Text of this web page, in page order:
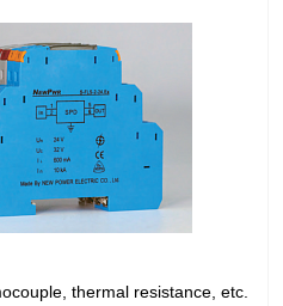
цену
Сравнение
Под заказ
thermal resistance, etc.